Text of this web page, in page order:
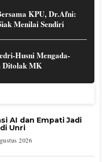
KPU, Dr.Afni:
Menilai Sendiri
Husni Mengada-
Ditolak MK
AI dan Empati Jadi
Unri
2026